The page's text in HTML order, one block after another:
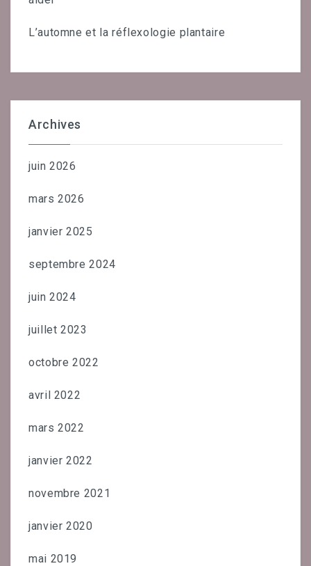
L’automne et la réflexologie plantaire
Archives
juin 2026
mars 2026
janvier 2025
septembre 2024
juin 2024
juillet 2023
octobre 2022
avril 2022
mars 2022
janvier 2022
novembre 2021
janvier 2020
mai 2019